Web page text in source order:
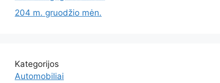
204 m. gruodžio mėn.
Kategorijos
Automobiliai